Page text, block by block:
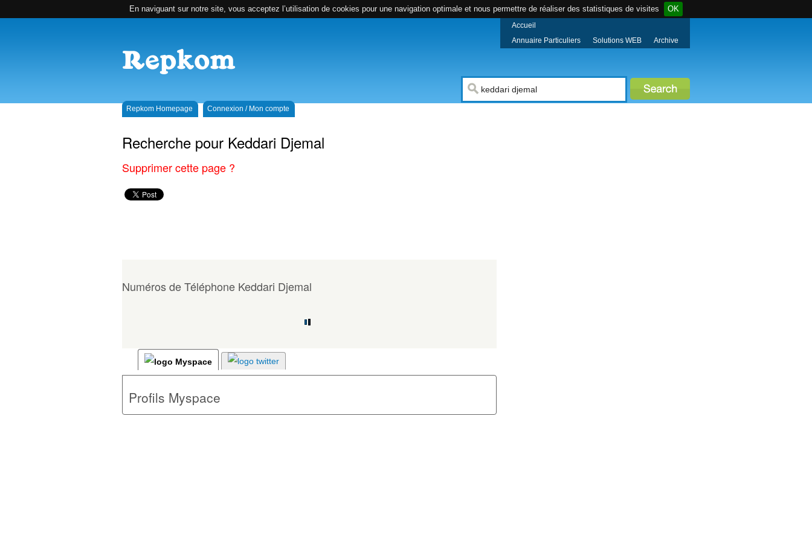
En naviguant sur notre site, vous acceptez l’utilisation de cookies pour une navigation optimale et nous permettre de réaliser des statistiques de visites OK
Accueil
Annuaire Particuliers
Solutions WEB Archive
Repkom Homepage Connexion / Mon compte
Recherche pour Keddari Djemal
Supprimer cette page ?
Numéros de Téléphone Keddari Djemal
Profils Myspace